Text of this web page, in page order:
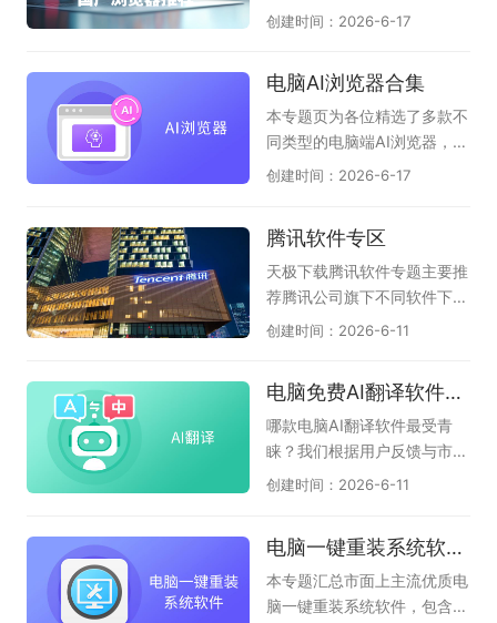
模拟器运行，满足你练歌、录
家也能尽情欢唱。
可能性。CAD软件不仅提高了
传统手工绘图的束缚，为用户
提供了一个无限广阔的创作天
地，是技术赋予人类的一份珍
广泛应用于建筑、机械、电子
常广泛。对于从事设计工作的
人而言，熟练使用CAD软件至
关重要，可以提高工作效率，
选出的电脑专业CAD软件大
D、BIM模型、天正建筑等各
版本二维和三维CAD图纸，希
望对各位有帮助！
适的上网体验以及其强大的自
魂，目前一众国产浏览器均有
自己的特点，也符合国人的使
用习惯。在这里，天极下载国
产浏览器大全专题推荐一系列
器，豆包，360安全浏览器，
2345加速浏览器等，总有一
款适合你！
创建时间：2026-6-17
电脑AI浏览器合集
本专题页为各位精选了多款不
同类型的电脑端AI浏览器，它
们分为：第1种：在原生浏览
片识别、智能问答、创作等
（如QQ浏览器、猎豹浏览
器、联想浏览器）；第2种：
以AI驱动的浏览器，直接告诉
答；辅助视频、音频、网页、
文档阅读；和第1种区别差不
多，只是重点突出了AI功能；
浏览器、小白AI浏览器）；第
使用AI功能的时候，还支持输
入网址访问页面，称的上隐形
AI浏览器（如豆包、夸克、纳
创建时间：2026-6-17
腾讯软件专区
天极下载腾讯软件专题主要推
荐腾讯公司旗下不同软件下载
需求，大家可以根据自己需要
家、腾讯视频、腾讯会议、Q
Q音乐、腾讯文档、QQ游戏
大厅、QQ浏览器、QQ输入
法、FoxMail等多款软件，只
有娱乐、有视频、有音乐、有
办公、有管家、有浏览器等品
类，应有尽有，可以满足不同
创建时间：2026-6-11
电脑免费AI翻译软件盘点
哪款电脑AI翻译软件最受青
睐？我们根据用户反馈与市场
热度，整理了本年度备受关注
具，为您呈现当前电脑端AI翻
译领域的权威选择指南，助您
一目了然做出决策。本专题页
创建时间：2026-6-11
电脑一键重装系统软件汇总
本专题汇总市面上主流优质电
脑一键重装系统软件，包含云